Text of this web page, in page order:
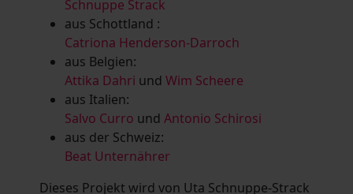
Schnuppe Strack
aus Schottland :
Catriona Henderson-Darroch
aus Belgien:
Attika Dahri und Wim Scheere
aus Italien:
Salvo Curro und Antonio Schirosi
aus der Schweiz:
Beat Unternährer
Dieses Projekt wird von Uta Schnuppe-Strack